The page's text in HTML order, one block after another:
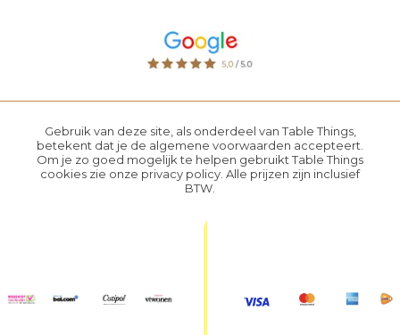
Gebruik van deze site, als onderdeel van Table Things,
betekent dat je de algemene voorwaarden accepteert.
Om je zo goed mogelijk te helpen gebruikt Table Things
cookies zie onze privacy policy . Alle prijzen zijn inclusief
BTW.